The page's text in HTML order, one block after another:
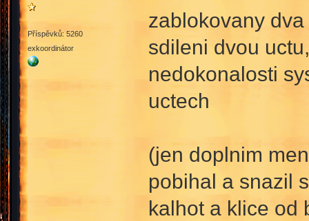
Příspěvků: 5260
exkoordinátor
zablokovany
sdileni dvou
nedokonalosti
uctech
(jen doplnim
pobihal a snazil
kalhot a klice od